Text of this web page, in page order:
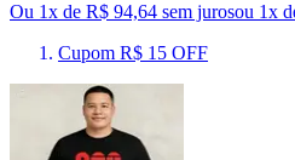
Ou 1x de R$ 94,64 sem jurosou 1x
Cupom R$ 15 OFF